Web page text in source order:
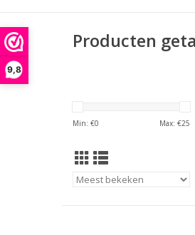
9,8
Producten
Min: €0 Max: €25